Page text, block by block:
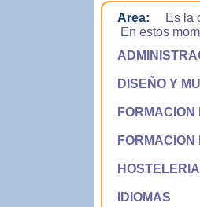
Area:
Es la
En estos
DISEÑO Y
FORMACION
FORMACION
HOSTELERIA
IDIOMAS